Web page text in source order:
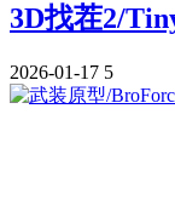
3D找茬2/
2026-01-17 5